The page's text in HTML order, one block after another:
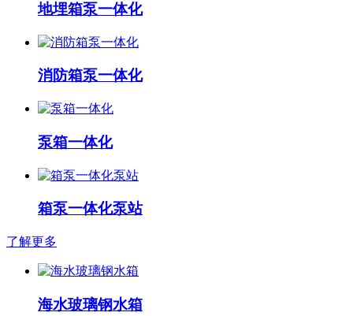
地埋箱泵一体化
消防箱泵一体化
泵箱一体化
箱泵一体化泵站
了解更多
海水玻璃钢水箱